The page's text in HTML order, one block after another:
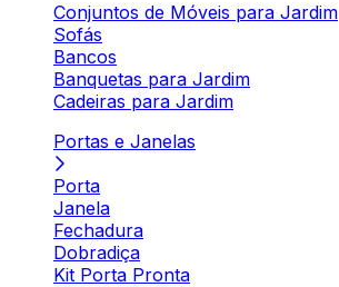
Conjuntos de Móveis para Jardim
Sofás
Bancos
Banquetas para Jardim
Cadeiras para Jardim
Portas e Janelas
Porta
Janela
Fechadura
Dobradiça
Kit Porta Pronta